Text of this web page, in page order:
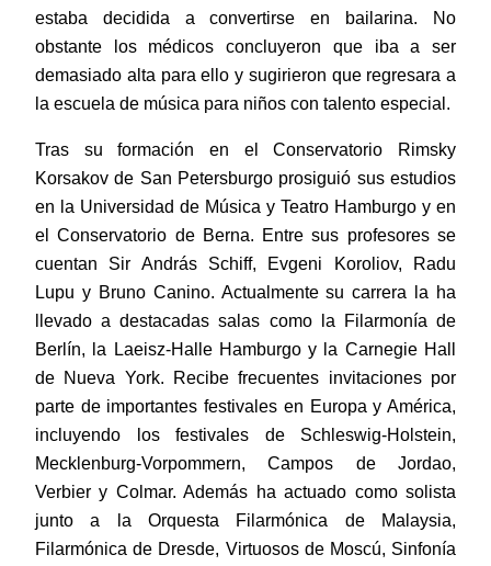
estaba decidida a convertirse en bailarina. No
obstante los médicos concluyeron que iba a ser
demasiado alta para ello y sugirieron que regresara a
la escuela de música para niños con talento especial.
Tras su formación en el Conservatorio Rimsky
Korsakov de San Petersburgo prosiguió sus estudios
en la Universidad de Música y Teatro Hamburgo y en
el Conservatorio de Berna. Entre sus profesores se
cuentan Sir András Schiff, Evgeni Koroliov, Radu
Lupu y Bruno Canino. Actualmente su carrera la ha
llevado a destacadas salas como la Filarmonía de
Berlín, la Laeisz-Halle Hamburgo y la Carnegie Hall
de Nueva York. Recibe frecuentes invitaciones por
parte de importantes festivales en Europa y América,
incluyendo los festivales de Schleswig-Holstein,
Mecklenburg-Vorpommern, Campos de Jordao,
Verbier y Colmar. Además ha actuado como solista
junto a la Orquesta Filarmónica de Malaysia,
Filarmónica de Dresde, Virtuosos de Moscú, Sinfonía